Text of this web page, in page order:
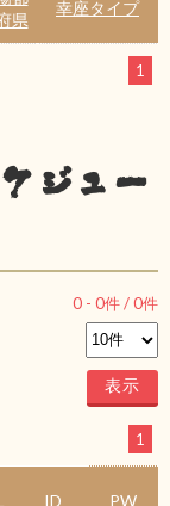
県
幸座タイプ
1
ジュー
0 - 0件 /0件
1
ID PW